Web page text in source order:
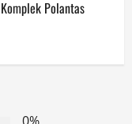
Polantas